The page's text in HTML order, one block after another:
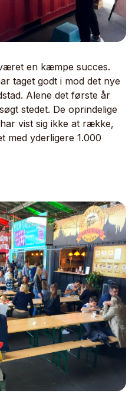
en kæmpe succes.
taget godt i mod det nye
Alene det første år
stedet. De oprindelige
vist sig ikke at række,
med yderligere 1.000